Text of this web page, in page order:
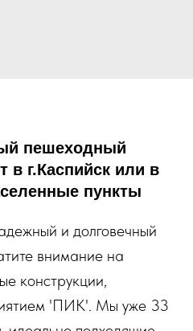
пешеходный
г.Каспийск или в
пункты
и долговечный
внимание на
конструкции,
'ПИК'. Мы уже 33